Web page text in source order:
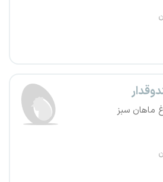
ماهان سبز